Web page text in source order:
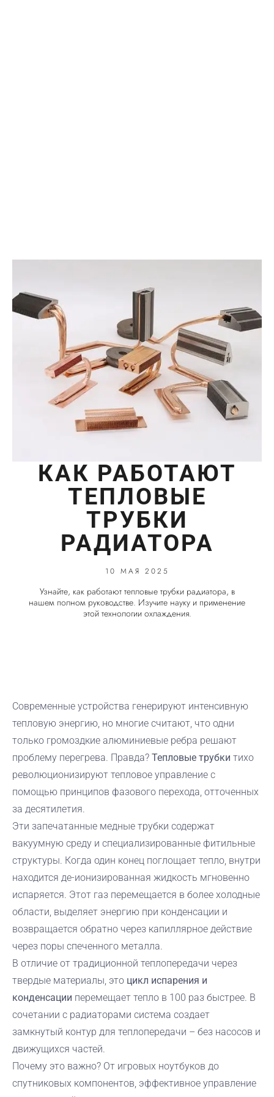
КАК РАБОТАЮТ
ТЕПЛОВЫЕ
ТРУБКИ
РАДИАТОРА
10 МАЯ 2025
Узнайте, как работают тепловые трубки радиатора, в
нашем полном руководстве. Изучите науку и применение
этой технологии охлаждения.
Современные устройства генерируют интенсивную
тепловую энергию, но многие считают, что одни
только громоздкие алюминиевые ребра решают
проблему перегрева. Правда? Тепловые трубки тихо
революционизируют тепловое управление с
помощью принципов фазового перехода, отточенных
за десятилетия.
Эти запечатанные медные трубки содержат
вакуумную среду и специализированные фитильные
структуры. Когда один конец поглощает тепло, внутри
находится де-ионизированная жидкость мгновенно
испаряется. Этот газ перемещается в более холодные
области, выделяет энергию при конденсации и
возвращается обратно через капиллярное действие
через поры спеченного металла.
В отличие от традиционной теплопередачи через
твердые материалы, это цикл испарения и
конденсации перемещает тепло в 100 раз быстрее. В
сочетании с радиаторами система создает
замкнутый контур для теплопередачи – без насосов и
движущихся частей.
Почему это важно? От игровых ноутбуков до
спутниковых компонентов, эффективное управление